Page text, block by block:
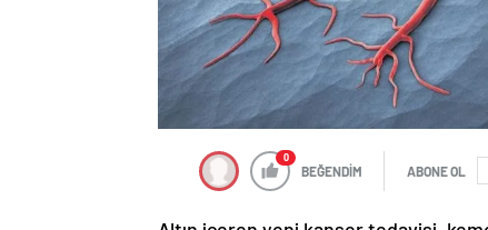
0
BEĞENDİM ABONE OL